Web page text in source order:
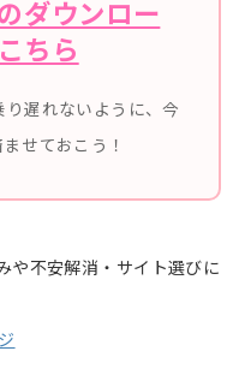
ダウンロー
ちら
遅れないように、今
せておこう！
や不安解消・サイト選びに